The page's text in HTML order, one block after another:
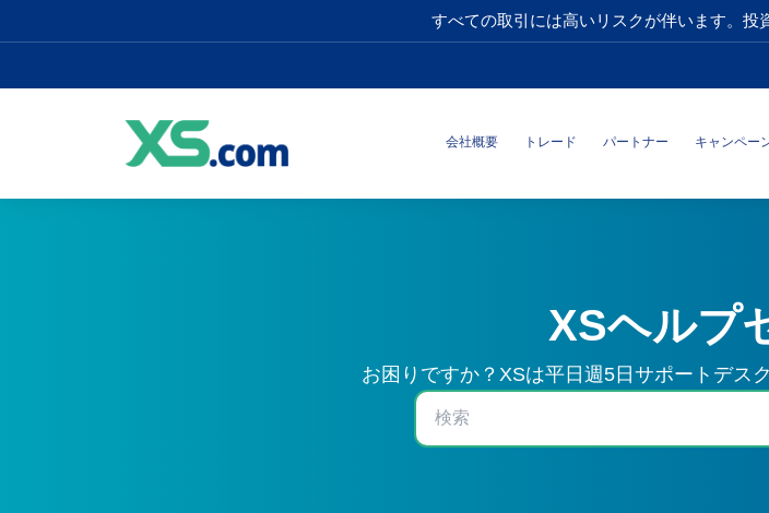
すべての取引には高いリスクが伴います。投
会社概要 トレード パートナー キャンペー
XSヘルプ
お困りですか？XSは平日週5日サポートデス